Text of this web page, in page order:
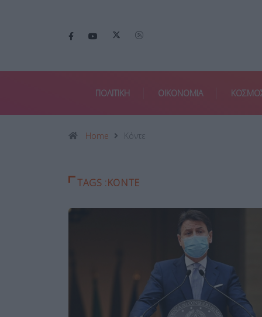
ΠΟΛΙΤΙΚΗ ΟΙΚΟΝΟΜΙΑ
Home Κόντε
TAGS :ΚΌΝΤΕ